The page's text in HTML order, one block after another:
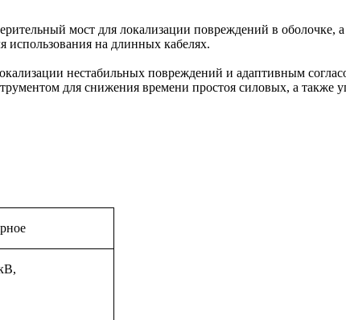
мост для локализации повреждений в оболочке,
на длинных кабелях.
нестабильных повреждений и адаптивным
для снижения времени простоя силовых, а также